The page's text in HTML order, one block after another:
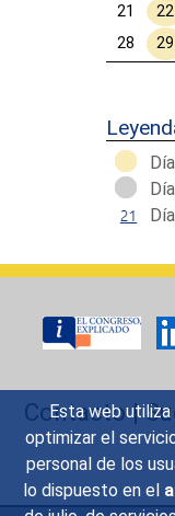
Esta web
optimizar el
personal de los
lo dispuesto en el
21
22
28
29
Contacto|